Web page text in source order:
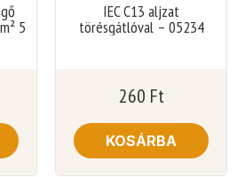
5
IEC C13 aljzat
törésgátlóval – 05234
260 Ft
KOSÁRBA